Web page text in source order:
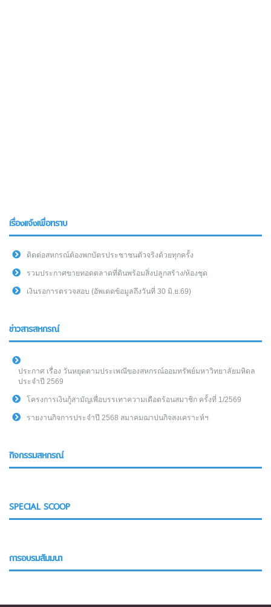
เรื่องแจ้งเพื่อทราบ
ติดต่อสหกรณ์ต้องพกบัตรประชาชนตัวจริงด้วยทุกครั้ง
รวมประกาศขายทอดตลาดที่ดินพร้อมสิ่งปลูกสร้าง/ห้องชุด
เงินรอการตรวจสอบ (อัพเดดข้อมูลถึงวันที่ 30 มิ.ย.69)
ข่าวสารสหกรณ์
ประกาศ เรื่อง วันหยุดตามประเพณีของสหกรณ์ออมทรัพย์มหาวิทยาลัยมหิดล
ประจำปี 2569
โครงการเงินกู้สามัญเพื่อบรรเทาความเดือดร้อนสมาชิก ครั้งที่ 1/2569
รายงานกิจการประจำปี 2568 สมาคมฌาปนกิจสงเคราะห์ฯ
กิจกรรมสหกรณ์
SPECIAL SCOOP
การอบรมสัมมนา